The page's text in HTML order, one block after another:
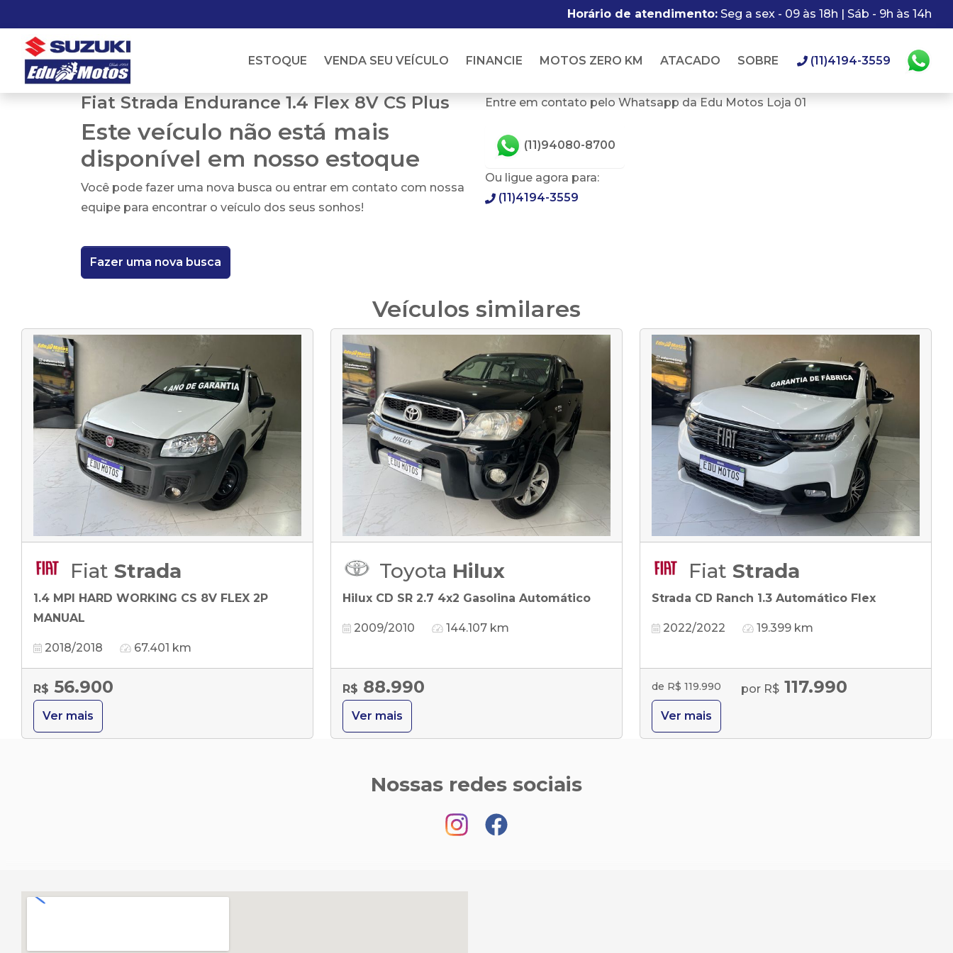
Horário de atendimento: Seg a sex - 09 às 18h | Sáb - 9h às 14h
ESTOQUE VENDA SEU VEÍCULO FINANCIE MOTOS ZERO KM ATACADO SOBRE (11)4194-3559
Fiat Strada Endurance 1.4 Flex 8V CS Plus
Este veículo não está mais
disponível em nosso estoque
Você pode fazer uma nova busca ou entrar em contato com nossa
equipe para encontrar o veículo dos seus sonhos!
Fazer uma nova busca
Entre em contato pelo Whatsapp da Edu Motos Loja 01
(11)94080-8700
Ou ligue agora para:
(11)4194-3559
Veículos similares
Fiat Strada
1.4 MPI HARD WORKING CS 8V FLEX 2P
MANUAL
2018/2018 67.401 km
R$ 56.900
Ver mais
Toyota Hilux
Hilux CD SR 2.7 4x2 Gasolina Automático
2009/2010 144.107 km
R$ 88.990
Ver mais
Fiat Strada
Strada CD Ranch 1.3 Automático Flex
2022/2022 19.399 km
de R$ 119.990 por R$ 117.990
Ver mais
Nossas redes sociais